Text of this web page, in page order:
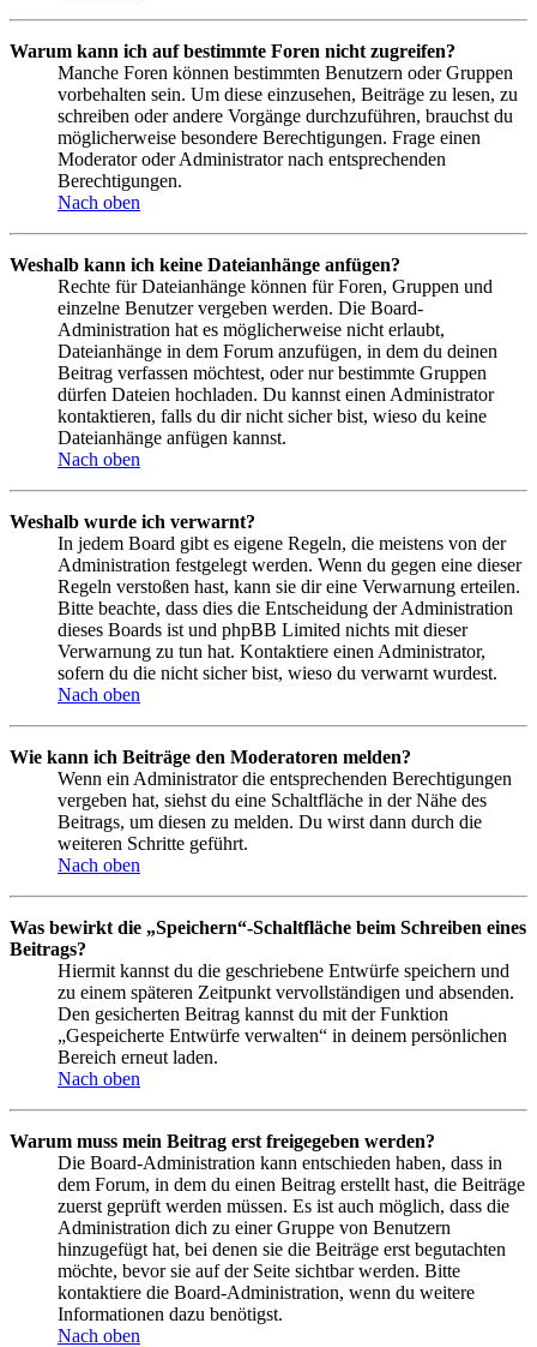
Warum kann ich auf bestimmte Foren nicht zugreifen?
Manche Foren können bestimmten Benutzern oder Gruppen
vorbehalten sein. Um diese einzusehen, Beiträge zu lesen, zu
schreiben oder andere Vorgänge durchzuführen, brauchst du
möglicherweise besondere Berechtigungen. Frage einen
Moderator oder Administrator nach entsprechenden
Berechtigungen.
Nach oben
Weshalb kann ich keine Dateianhänge anfügen?
Rechte für Dateianhänge können für Foren, Gruppen und
einzelne Benutzer vergeben werden. Die Board-
Administration hat es möglicherweise nicht erlaubt,
Dateianhänge in dem Forum anzufügen, in dem du deinen
Beitrag verfassen möchtest, oder nur bestimmte Gruppen
dürfen Dateien hochladen. Du kannst einen Administrator
kontaktieren, falls du dir nicht sicher bist, wieso du keine
Dateianhänge anfügen kannst.
Nach oben
Weshalb wurde ich verwarnt?
In jedem Board gibt es eigene Regeln, die meistens von der
Administration festgelegt werden. Wenn du gegen eine dieser
Regeln verstoßen hast, kann sie dir eine Verwarnung erteilen.
Bitte beachte, dass dies die Entscheidung der Administration
dieses Boards ist und phpBB Limited nichts mit dieser
Verwarnung zu tun hat. Kontaktiere einen Administrator,
sofern du die nicht sicher bist, wieso du verwarnt wurdest.
Nach oben
Wie kann ich Beiträge den Moderatoren melden?
Wenn ein Administrator die entsprechenden Berechtigungen
vergeben hat, siehst du eine Schaltfläche in der Nähe des
Beitrags, um diesen zu melden. Du wirst dann durch die
weiteren Schritte geführt.
Nach oben
Was bewirkt die „Speichern“-Schaltfläche beim Schreiben eines
Beitrags?
Hiermit kannst du die geschriebene Entwürfe speichern und
zu einem späteren Zeitpunkt vervollständigen und absenden.
Den gesicherten Beitrag kannst du mit der Funktion
„Gespeicherte Entwürfe verwalten“ in deinem persönlichen
Bereich erneut laden.
Nach oben
Warum muss mein Beitrag erst freigegeben werden?
Die Board-Administration kann entschieden haben, dass in
dem Forum, in dem du einen Beitrag erstellt hast, die Beiträge
zuerst geprüft werden müssen. Es ist auch möglich, dass die
Administration dich zu einer Gruppe von Benutzern
hinzugefügt hat, bei denen sie die Beiträge erst begutachten
möchte, bevor sie auf der Seite sichtbar werden. Bitte
kontaktiere die Board-Administration, wenn du weitere
Informationen dazu benötigst.
Nach oben